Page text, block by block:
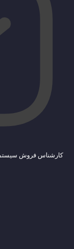
کارشناس فروش سیستم های